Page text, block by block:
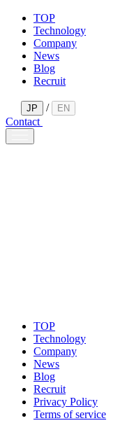
TOP
Technology
Company
News
Blog
Recruit
JP / EN
Contact
TOP
Technology
Company
News
Blog
Recruit
Privacy Policy
Terms of service